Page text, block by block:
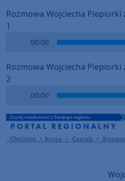
Rozmowa Wojciecha Piepiorki
1
00:00
Rozmowa Wojciecha Piepiorki
2
00:00